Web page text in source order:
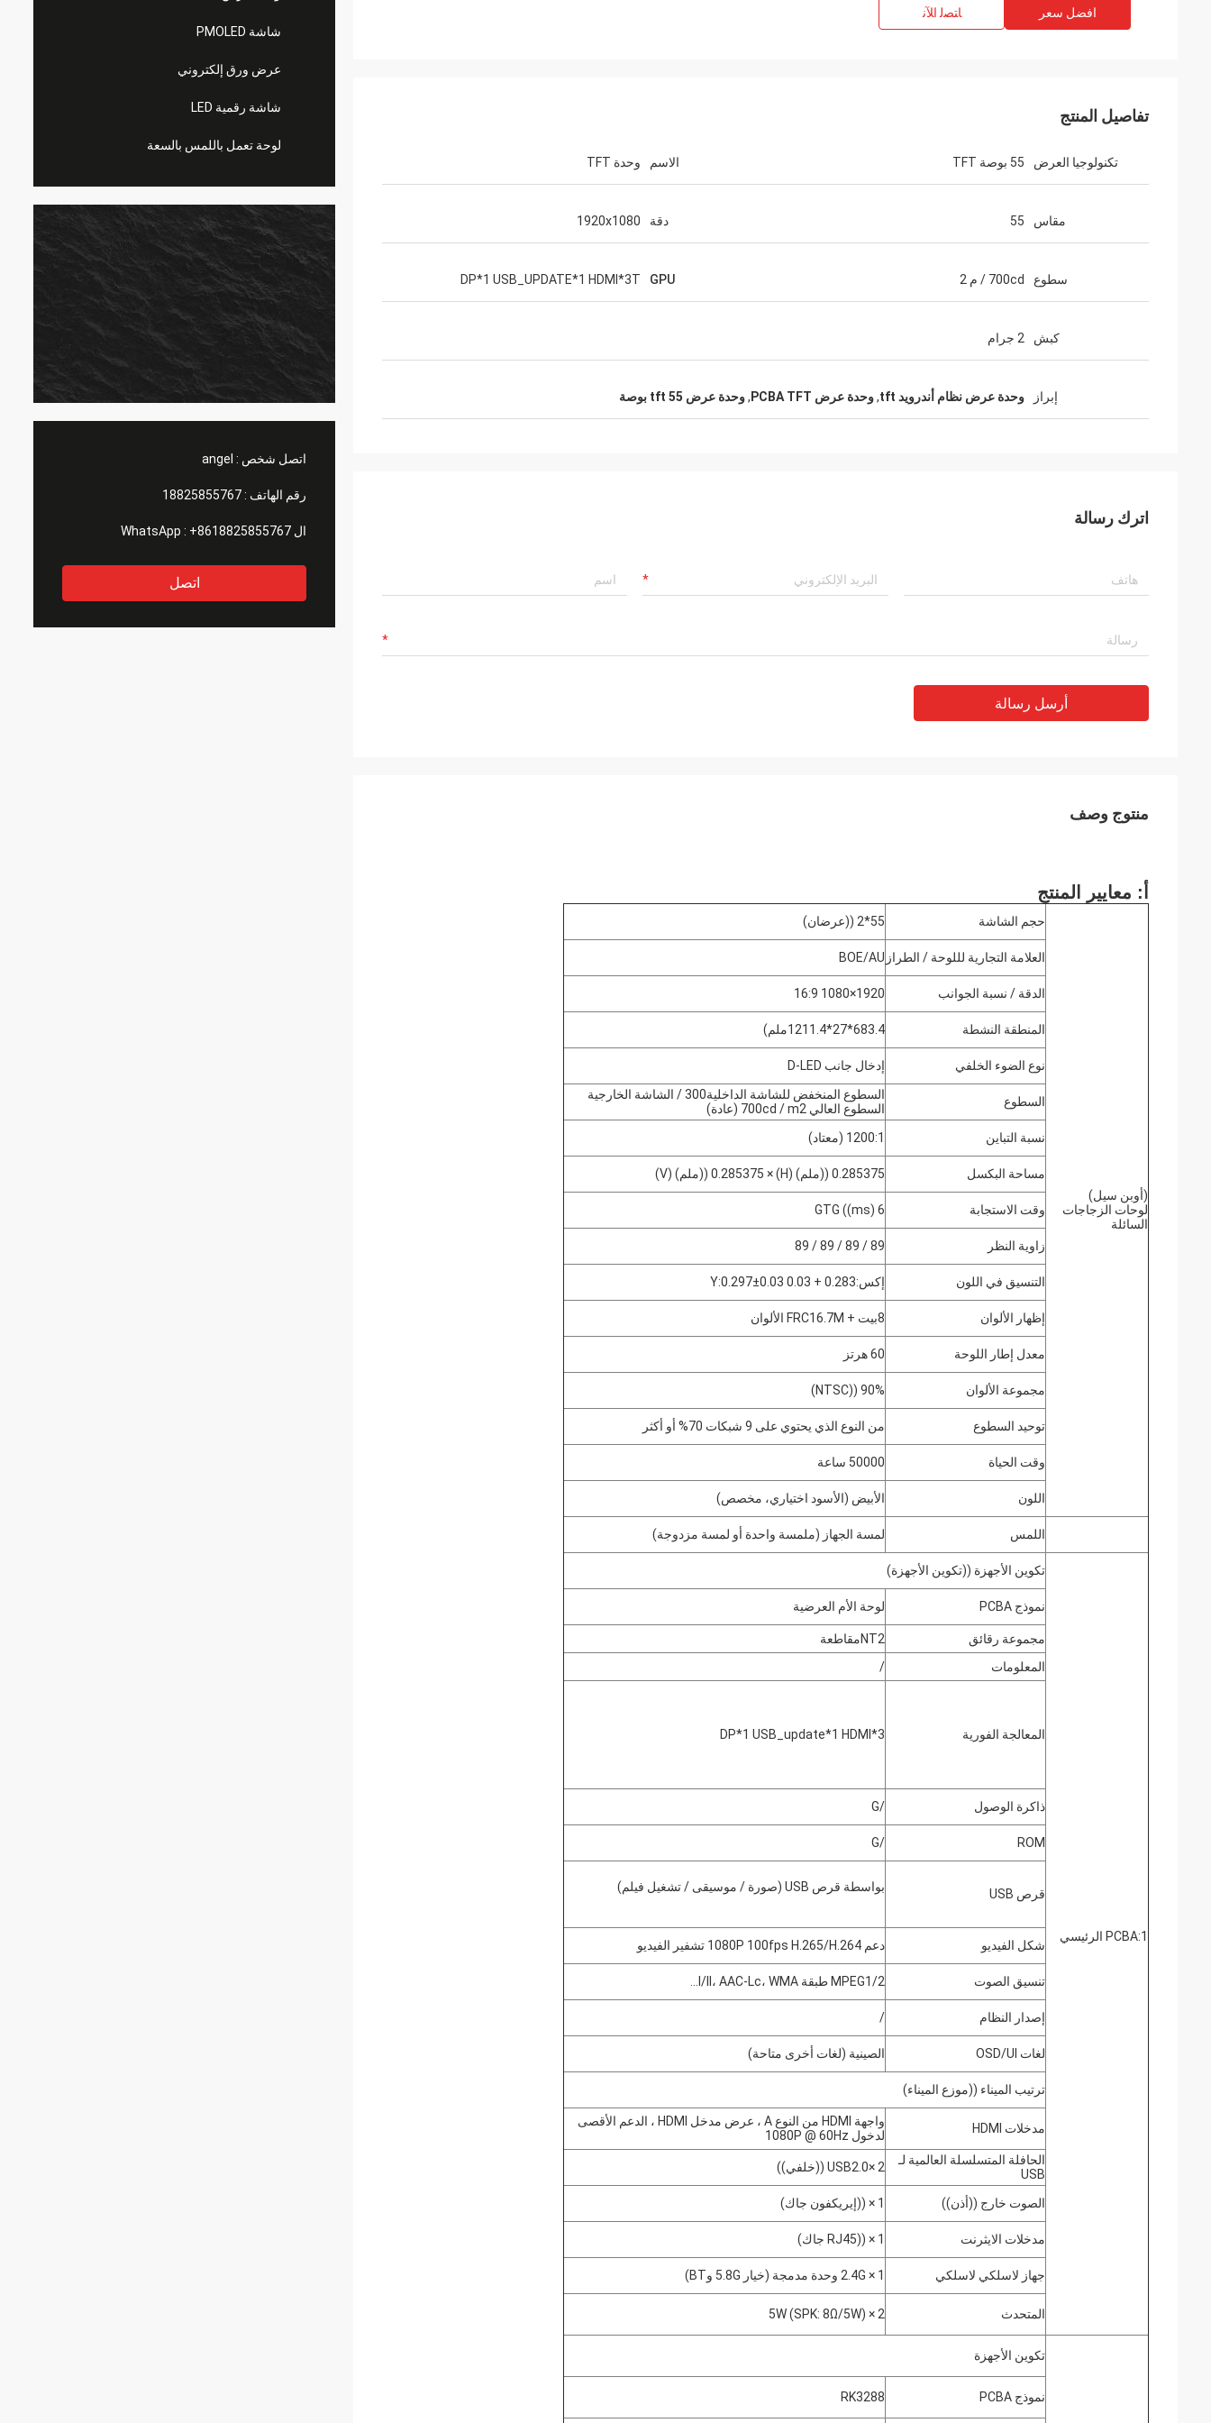
شاشة PMOLED
عرض ورق إلكتروني
شاشة رقمية LED
لوحة تعمل باللمس بالسعة
اتصل شخص : angel
رقم الهاتف :18825855767
ال WhatsApp : +8618825855767
اتصل
افضل سعر ﺎﺘﺼﻟ ﺍﻶﻧ
تفاصيل المنتج
تكنولوجيا العرض 55 بوصة TFT الاسم وحدة TFT
مقاس 55 دقة 1920x1080
سطوع 700cd / م 2 GPU
DP*1 USB_UPDATE*1 HDMI*3T
كبش 2 جرام
إبراز وحدة عرض نظام أندرويد tft ,وحدة عرض PCBA TFT ,وحدة عرض tft 55 بوصة
اترك رسالة
أرسل رسالة
منتوج وصف
أ: معايير المنتج
(أوبن سيل)
لوحات الزجاجات
السائلة
حجم الشاشة 55*2 ((عرضان)
العلامة التجارية لللوحة / الطراز BOE/AU
الدقة / نسبة الجوانب 1920×1080 16:9
المنطقة النشطة 683.4*27*1211.4ملم)
نوع الضوء الخلفي إدخال جانب D-LED
السطوع
السطوع المنخفض للشاشة الداخلية300 / الشاشة الخارجية
السطوع العالي 700cd / m2 (عادة)
نسبة التباين
1200:1 (معتاد)
مساحة البكسل 0.285375 ((ملم) (H) × 0.285375 ((ملم) (V)
وقت الاستجابة 6 GTG ((ms)
زاوية النظر 89 / 89 / 89 / 89
التنسيق في اللون إكس:0.283 + 0.03 Y:0.297±0.03
إظهار الألوان 8بيت + FRC16.7M الألوان
معدل إطار اللوحة 60 هرتز
مجموعة الألوان 90% ((NTSC)
توحيد السطوع من النوع الذي يحتوي على 9 شبكات 70% أو أكثر
وقت الحياة 50000 ساعة
اللون الأبيض (الأسود اختياري، مخصص)
اللمس لمسة الجهاز (ملمسة واحدة أو لمسة مزدوجة)
1:PCBA الرئيسي
تكوين الأجهزة ((تكوين الأجهزة)
نموذج PCBA لوحة الأم العرضية
مجموعة رقائق
NT2مقاطعة
المعلومات
/
المعالجة الفورية DP*1 USB_update*1 HDMI*3
ذاكرة الوصول /G
ROM
/G
قرص USB بواسطة قرص USB (صورة / موسيقى / تشغيل فيلم)
شكل الفيديو دعم 1080P 100fps H.265/H.264 تشفير الفيديو
تنسيق الصوت MPEG1/2 طبقة I/II، AAC-Lc، WMA...
إصدار النظام /
لغات OSD/UI الصينية (لغات أخرى متاحة)
ترتيب الميناء ((موزع الميناء)
مدخلات HDMI
واجهة HDMI من النوع A ، عرض مدخل HDMI ، الدعم الأقصى
لدخول 1080P @ 60Hz
الحافلة المتسلسلة العالمية لـ
USB
2 ×USB2.0 ((خلفي))
الصوت خارج ((أذن)) 1 × ((إيريكفون جاك)
مدخلات الايثرنت 1 × ((RJ45 جاك)
جهاز لاسلكي لاسلكي 1 × 2.4G وحدة مدمجة (خيار 5.8G وBT)
المتحدث 2 × 5W (SPK: 8Ω/5W)
تكوين الأجهزة
نموذج PCBA RK3288